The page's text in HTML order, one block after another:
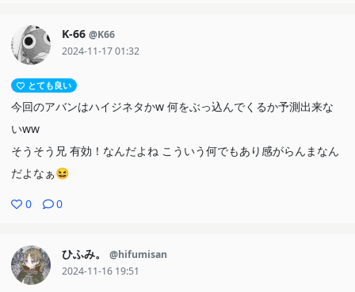
K-66 @K66
2024-11-17 01:32
とても良い
今回のアバンはハイジネタかw 何をぶっ込んでくるか予測出来な
いww
そうそう兄 有効！なんだよね こういう何でもあり感がらんまなん
だよなぁ😆
0 0
ひふみ。
@hifumisan
2024-11-16 19:51